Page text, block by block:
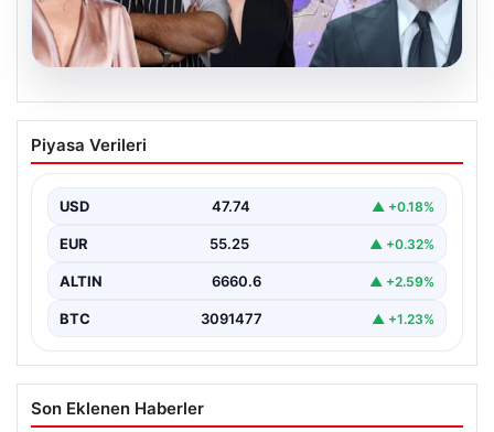
06.08.2026
MASAK’tan Ahbap Derneği raporu.
Hangi ünlü ne kadar bağış yaptı?
Bağışları ve Paranın Akibeti", "content": "Son dönemde
kamuoyunun…
Piyasa Verileri
USD 47.74 ▲ +0.18%
EUR 55.25 ▲ +0.32%
ALTIN 6660.6 ▲ +2.59%
BTC 3091477 ▲ +1.23%
Son Eklenen Haberler